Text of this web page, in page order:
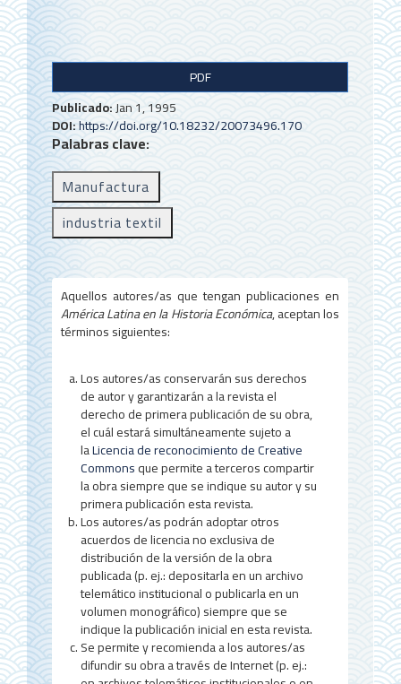
B
a
r
r
a
l
a
t
e
r
a
l
d
e
l
a
r
t
í
c
u
PDF
Publicado:Jan 1, 1995
DOI:https://doi.org/10.18232/20073496.170
Palabras clave:
Manufactura
industria textil
Aquellos autores/as que tengan publicaciones en
América Latina en la Historia Económica, aceptan los
términos siguientes:
Los autores/as conservarán sus derechos
de autor y garantizarán a la revista el
derecho de primera publicación de su obra,
el cuál estará simultáneamente sujeto a
laLicencia de reconocimiento de Creative
Commonsque permite a terceros compartir
la obra siempre que se indique su autor y su
primera publicación esta revista.
Los autores/as podrán adoptar otros
acuerdos de licencia no exclusiva de
distribución de la versión de la obra
publicada (p. ej.: depositarla en un archivo
telemático institucional o publicarla en un
volumen monográfico) siempre que se
indique la publicación inicial en esta revista.
Se permite y recomienda a los autores/as
difundir su obra a través de Internet (p. ej.: